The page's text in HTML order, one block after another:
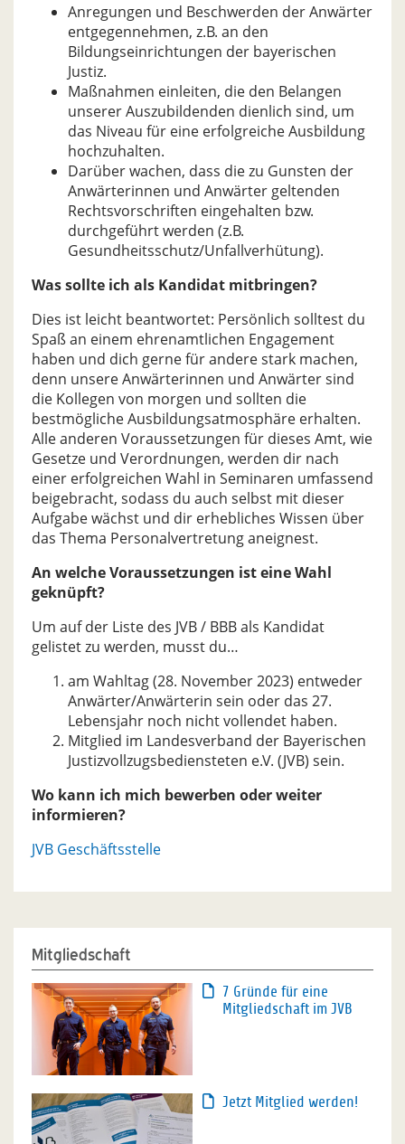
Anregungen und Beschwerden der Anwärter
entgegennehmen, z.B. an den
Bildungseinrichtungen der bayerischen
Justiz.
Maßnahmen einleiten, die den Belangen
unserer Auszubildenden dienlich sind, um
das Niveau für eine erfolgreiche Ausbildung
hochzuhalten.
Darüber wachen, dass die zu Gunsten der
Anwärterinnen und Anwärter geltenden
Rechtsvorschriften eingehalten bzw.
durchgeführt werden (z.B.
Gesundheitsschutz/Unfallverhütung).
Was sollte ich als Kandidat mitbringen?
Dies ist leicht beantwortet: Persönlich solltest du
Spaß an einem ehrenamtlichen Engagement
haben und dich gerne für andere stark machen,
denn unsere Anwärterinnen und Anwärter sind
die Kollegen von morgen und sollten die
bestmögliche Ausbildungsatmosphäre erhalten.
Alle anderen Voraussetzungen für dieses Amt, wie
Gesetze und Verordnungen, werden dir nach
einer erfolgreichen Wahl in Seminaren umfassend
beigebracht, sodass du auch selbst mit dieser
Aufgabe wächst und dir erhebliches Wissen über
das Thema Personalvertretung aneignest.
An welche Voraussetzungen ist eine Wahl
geknüpft?
Um auf der Liste des JVB / BBB als Kandidat
gelistet zu werden, musst du…
am Wahltag (28. November 2023) entweder
Anwärter/Anwärterin sein oder das 27.
Lebensjahr noch nicht vollendet haben.
Mitglied im Landesverband der Bayerischen
Justizvollzugsbediensteten e.V. (JVB) sein.
Wo kann ich mich bewerben oder weiter
informieren?
JVB Geschäftsstelle
Mitgliedschaft
7 Gründe für eine
Mitgliedschaft im JVB
Jetzt Mitglied werden!